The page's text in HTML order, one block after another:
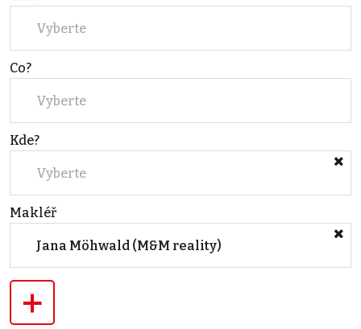
Vyberte
Co?
Vyberte
Kde?
Vyberte
Makléř
Jana Möhwald (M&M reality)
+